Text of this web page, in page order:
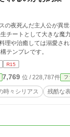
の夜死んだ主人公が異
チートとして大きな魔
理や治癒しては溺愛さ
男前な性格かな？ 結構テンプレです。
R15
7,769 位 / 228,787件 フ
時々シリアス 残酷な